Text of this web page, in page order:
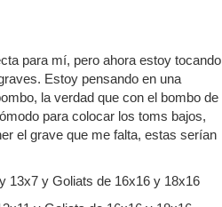
para mí, pero ahora estoy tocando
Estoy pensando en una
la verdad que con el bombo de
para colocar los toms bajos,
el grave que me falta, estas serían
13x7 y Goliats de 16x16 y 18x16